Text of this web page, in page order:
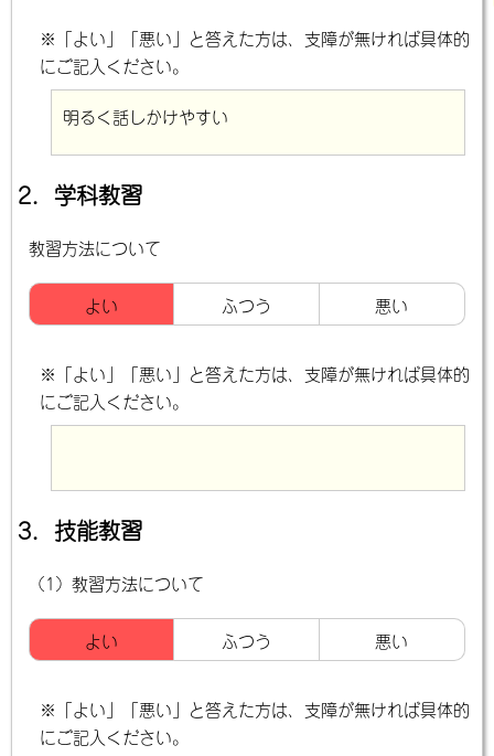
※「よい」「悪い」と答えた方は、支障が無ければ具体的
にご記入ください。
明るく話しかけやすい
2．学科教習
教習方法について
よい ふつう 悪い
※「よい」「悪い」と答えた方は、支障が無ければ具体的
にご記入ください。
3．技能教習
（1）教習方法について
よい ふつう 悪い
※「よい」「悪い」と答えた方は、支障が無ければ具体的
にご記入ください。